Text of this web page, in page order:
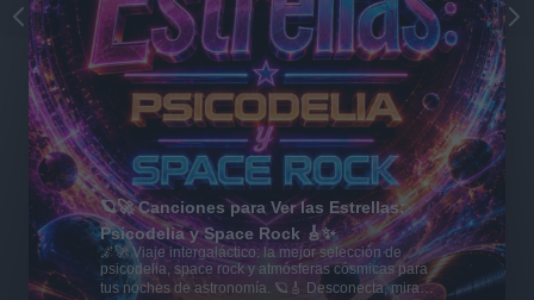
🪐🚀 Canciones para Ver las Estrellas:
Psicodelia y Space Rock 🎸✨
🌌🚀 Viaje intergaláctico: la mejor selección de
psicodelia, space rock y atmósferas cósmicas para
tus noches de astronomía. 🪐🎸 Desconecta, mira